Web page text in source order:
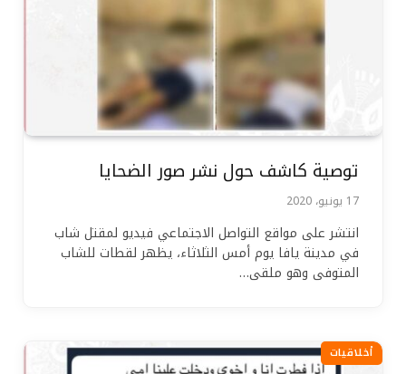
توصية كاشف حول نشر صور الضحايا
17 يونيو، 2020
انتشر على مواقع التواصل الاجتماعي فيديو لمقتل شاب
في مدينة يافا يوم أمس الثلاثاء، يظهر لقطات للشاب
المتوفى وهو ملقى…
أخلاقيات